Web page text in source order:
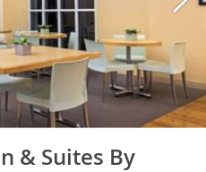
& Suites By